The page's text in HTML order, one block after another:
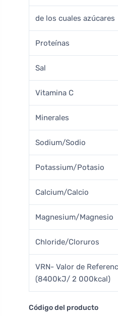
de los cuales azúcares
Proteínas
Sal
Vitamina C
Minerales
Sodium/Sodio
Potassium/Potasio
Calcium/Calcio
Magnesium/Magnesio
Chloride/Cloruros
VRN- Valor de
(8400kJ/ 2 000kcal)
Código del producto